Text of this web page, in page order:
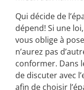
Qui décide de
dépend! Si une
vous oblige à
n’aurez pas
conformer. Dans
de discuter avec